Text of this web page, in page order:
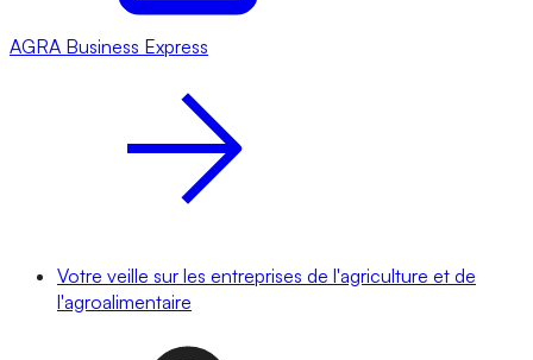
AGRA Business Express
Votre veille sur les entreprises de l'agriculture et de
l'agroalimentaire